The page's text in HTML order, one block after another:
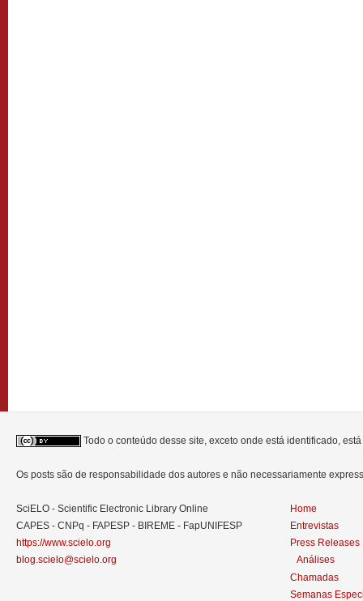
Todo o conteúdo desse site, exceto onde está identificado,
Os posts são de responsabilidade dos autores e não necessariamente
SciELO - Scientific Electronic Library Online
CAPES - CNPq - FAPESP - BIREME - FapUNIFESP
https://www.scielo.org
blog.scielo@scielo.org
Home
Entrevistas
Press Releases
Análises
Chamadas
Semanas